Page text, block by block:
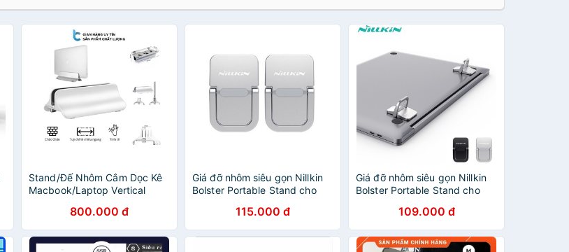
Stand/Đế Nhôm Cắm Dọc Kê
Macbook/Laptop Vertical
800.000 đ
Giá đỡ nhôm siêu gọn Nillkin
Bolster Portable Stand cho
115.000 đ
Giá đỡ nhôm siêu gọn Nillkin
Bolster Portable Stand cho
109.000 đ